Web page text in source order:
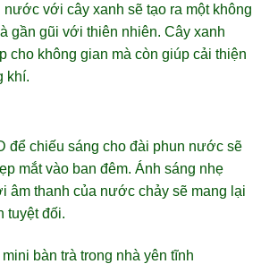
nước với cây xanh sẽ tạo ra một không
gần gũi với thiên nhiên. Cây xanh
cho không gian mà còn giúp cải thiện
khí.
để chiếu sáng cho đài phun nước sẽ
mắt vào ban đêm. Ánh sáng nhẹ
âm thanh của nước chảy sẽ mang lại
tuyệt đối.